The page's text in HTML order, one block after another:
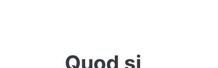
Quod si